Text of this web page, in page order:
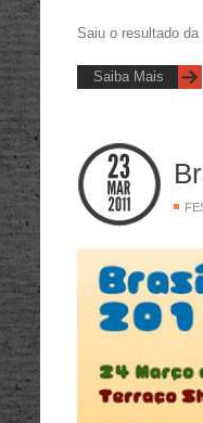
Saiu o resultado
Saiba Mais